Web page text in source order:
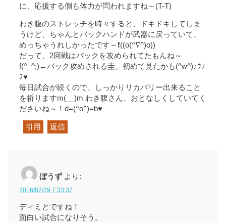
に、応援する側も体力が問われますね～(T-T)
わき腹のストレッチを時々すると、ドキドキしてしま
うけど、ちゃんとバックハンドが武器に戻っていて、
めっちゃうれしかったです～❗((o(^∇^)o))
だって、2回戦はバックを攻められてたもんね～
f(^_^;)←バック攻めされる圭、初めて見たかも(^w^)♪ｳﾌ
ﾌ♥
毎日試合が続くので、しっかりリカバリー出来ること
を祈りますm(__)m わき腹さん、おとなしくしていてく
ださいね～！d=(^o^)=b♥
引用 返信
ぼうず より:
2016/07/29 7:33:37
ディミとですね！
面白い試合になりそう。